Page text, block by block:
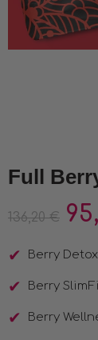
Full
136,20€
Berry
Berry
Berry